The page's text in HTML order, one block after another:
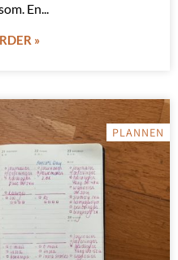
En
»
PLANNEN